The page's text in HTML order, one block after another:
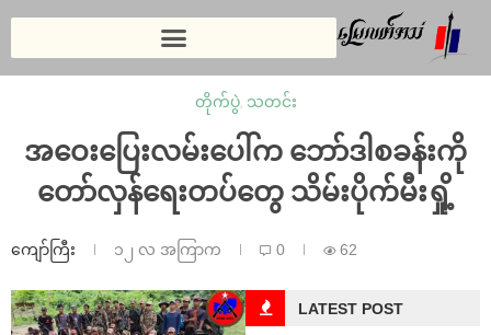
တိုက်ပွဲ, သတင်း
အဝေးပြေးလမ်းပေါ်က ဘော်ဒါစခန်းကို
တော်လှန်ရေးတပ်တွေ သိမ်းပိုက်မီးရှို့
ကျော်ကြီး ၁၂ လ အကြာက 0 62
LATEST POST